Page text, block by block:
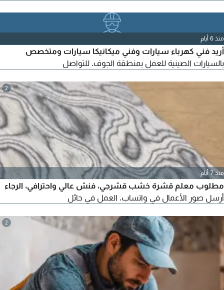
منذ 6 أيام
أريد فني كهرباء سيارات وفني ميكانيكا سيارات ومتخصص
بالسيارات الصينية للعمل بمنطقة الجوف. للتواصل
2
منذ 7 أيام
مطلوب معلم قشرة خشب قشرجي، فنش عالي واحترافي، الرجاء
أرسل صور الأعمال في واتساب. العمل في حائل
2